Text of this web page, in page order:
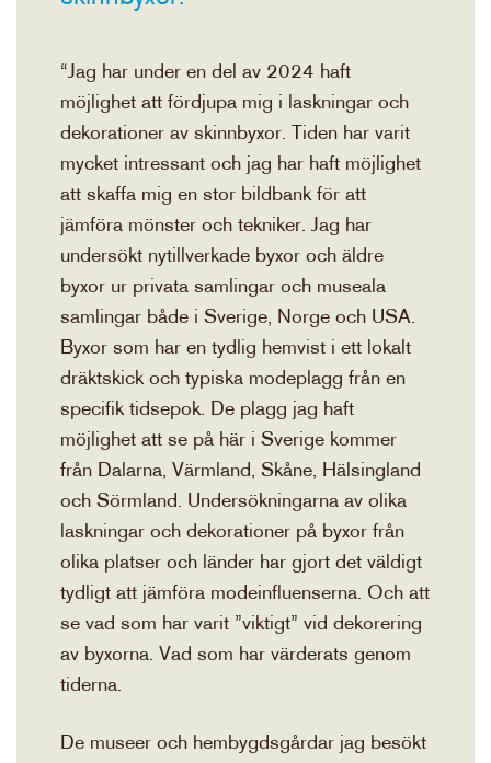
“Jag har under en del av 2024 haft
möjlighet att fördjupa mig i laskningar och
dekorationer av skinnbyxor. Tiden har varit
mycket intressant och jag har haft möjlighet
att skaffa mig en stor bildbank för att
jämföra mönster och tekniker. Jag har
undersökt nytillverkade byxor och äldre
byxor ur privata samlingar och museala
samlingar både i Sverige, Norge och USA.
Byxor som har en tydlig hemvist i ett lokalt
dräktskick och typiska modeplagg från en
specifik tidsepok. De plagg jag haft
möjlighet att se på här i Sverige kommer
från Dalarna, Värmland, Skåne, Hälsingland
och Sörmland. Undersökningarna av olika
laskningar och dekorationer på byxor från
olika platser och länder har gjort det väldigt
tydligt att jämföra modeinfluenserna. Och att
se vad som har varit ”viktigt” vid dekorering
av byxorna. Vad som har värderats genom
tiderna.
De museer och hembygdsgårdar jag besökt